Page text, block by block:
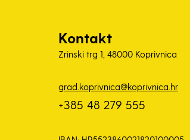
Kontakt
Zrinski trg 1, 48000 Koprivnica
grad.koprivnica@koprivnica.hr
+385 48 279 555